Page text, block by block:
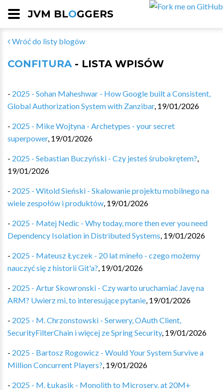
JVM BLOGGERS
Wróć do listy blogów
CONFITURA- LISTA WPISÓW
- 2025 - Sohan Maheshwar - How Google built a Consistent,
Global Authorization System with Zanzibar, 19/01/2026
- 2025 - Mike Wojtyna - Archetypes - your secret
superpower, 19/01/2026
- 2025 - Sebastian Buczyński - Czy jesteś śrubokrętem?,
19/01/2026
- 2025 - Witold Sieński - Skalowanie projektu mobilnego na
wiele zespołów i produktów, 19/01/2026
- 2025 - Matej Nedic - Why today, more then ever you need
Dependency Isolation in Distributed Systems, 19/01/2026
- 2025 - Mateusz Łyczek - 20 lat mineło - czego możemy
nauczyć się z historii Git'a?, 19/01/2026
- 2025 - Artur Skowronski - Czy warto uruchamiać Javę na
ARM? Uwierz mi, to interesujące pytanie, 19/01/2026
- 2025 - M. Chrzonstowski - Serwery, OAuth Client,
SecurityFilterChain i więcej ze Spring Security, 19/01/2026
- 2025 - Bartosz Rogowicz - Would Your System Survive a
Million Concurrent Players?, 19/01/2026
- 2025 - M. Łukasik - Monolith to Microserv. at 20M+